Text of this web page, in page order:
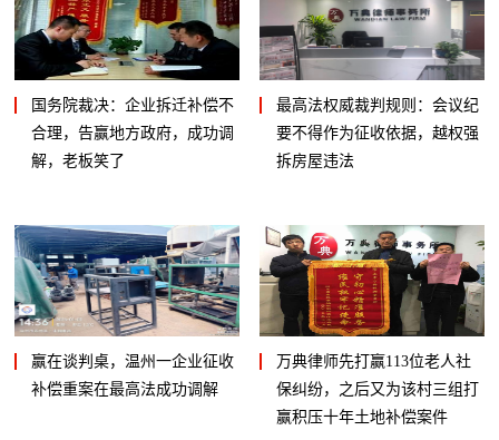
国务院裁决：企业拆迁补偿不
合理，告赢地方政府，成功调
解，老板笑了
最高法权威裁判规则：会议纪
要不得作为征收依据，越权强
拆房屋违法
赢在谈判桌，温州一企业征收
补偿重案在最高法成功调解
万典律师先打赢113位老人社
保纠纷，之后又为该村三组打
赢积压十年土地补偿案件